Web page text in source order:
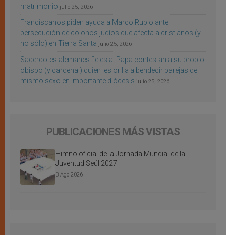
matrimonio julio 25, 2026
Franciscanos piden ayuda a Marco Rubio ante
persecución de colonos judíos que afecta a cristianos (y
no sólo) en Tierra Santa julio 25, 2026
Sacerdotes alemanes fieles al Papa contestan a su propio
obispo (y cardenal) quien les orilla a bendecir parejas del
mismo sexo en importante diócesis julio 25, 2026
PUBLICACIONES MÁS VISTAS
Himno oficial de la Jornada Mundial de la
Juventud Seúl 2027
3 Ago 2026